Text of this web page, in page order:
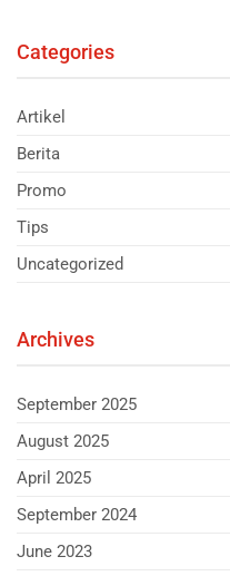
Categories
Artikel
Berita
Promo
Tips
Uncategorized
Archives
September 2025
August 2025
April 2025
September 2024
June 2023